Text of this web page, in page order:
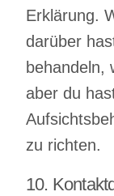
Erklärung.
darüber
behandeln,
aber du
zu richten.
10.